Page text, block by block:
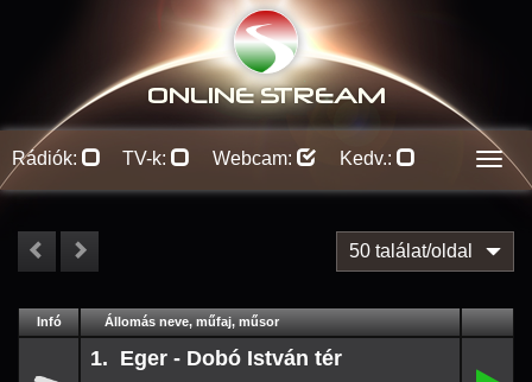
ONLINE STREAM
Rádiók: TV-k: Webcam: Kedv.:
50 találat/oldal
Infó Lejátszás
Állomás neve, műfaj, műsor
1. Eger - Dobó István tér
,